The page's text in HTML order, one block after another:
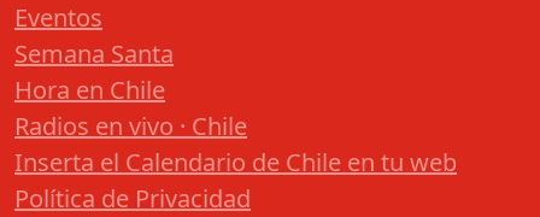
Eventos
Semana Santa
Hora en Chile
Radios en vivo · Chile
Inserta el Calendario de Chile en tu web
Política de Privacidad